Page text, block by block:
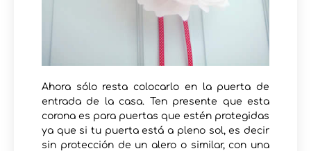
Ahora sólo resta colocarlo en la puerta de
entrada de la casa. Ten presente que esta
corona es para puertas que estén protegidas
ya que si tu puerta está a pleno sol, es decir
sin protección de un alero o similar, con una